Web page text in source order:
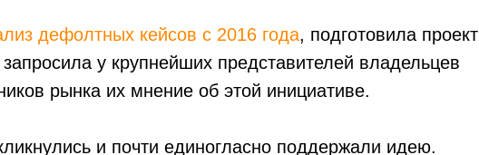
дефолтных кейсов с 2016 года, подготовила проект
у крупнейших представителей владельцев
рынка их мнение об этой инициативе.
и почти единогласно поддержали идею.